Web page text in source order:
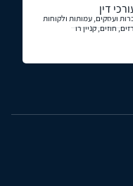
דין
ועסקים, עמותות ולקוחות
חוזים, קניין רו